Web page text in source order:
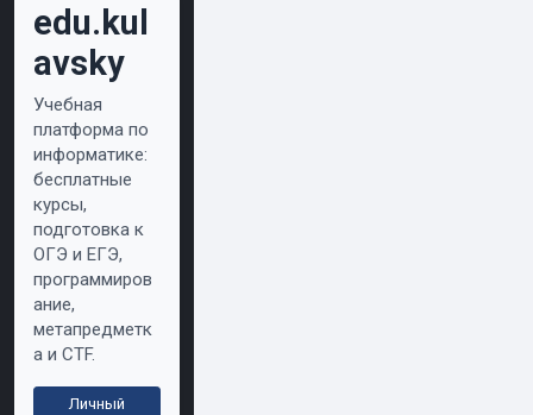
edu.kul
avsky
Учебная
платформа по
информатике:
бесплатные
курсы,
подготовка к
ОГЭ и ЕГЭ,
программиров
ание,
метапредметк
а и CTF.
Личный